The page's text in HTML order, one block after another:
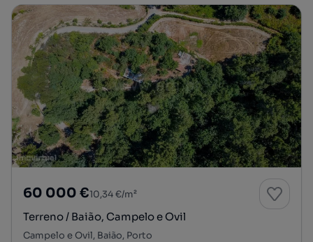
60 000 €10,34 €/m²
Terreno / Baião, Campelo e Ovil
Campelo e Ovil, Baião, Porto